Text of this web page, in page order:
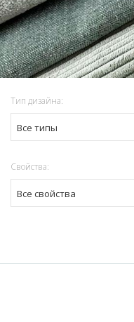
Тип дизайна:
Все типы
Свойства:
Все свойства